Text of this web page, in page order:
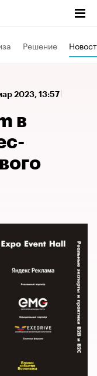
Решение
2023, 13:57
в